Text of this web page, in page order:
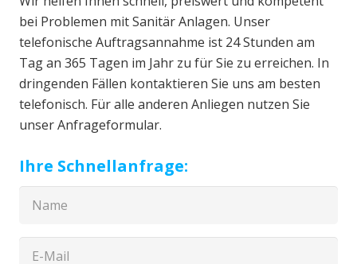
bei Problemen mit Sanitär Anlagen. Unser
telefonische Auftragsannahme ist 24 Stunden am
Tag an 365 Tagen im Jahr zu für Sie zu erreichen. In
dringenden Fällen kontaktieren Sie uns am besten
telefonisch. Für alle anderen Anliegen nutzen Sie
unser Anfrageformular.
Ihre Schnellanfrage: